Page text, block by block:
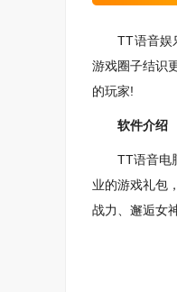
TT语音娱乐
游戏圈子结识
的玩家!
软件介绍
TT语音电脑
业的游戏礼包
战力、邂逅女